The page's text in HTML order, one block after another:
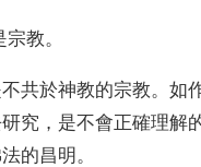
宗教。
共於神教的宗教。如
究 ， 是不會正確理解
的昌明。